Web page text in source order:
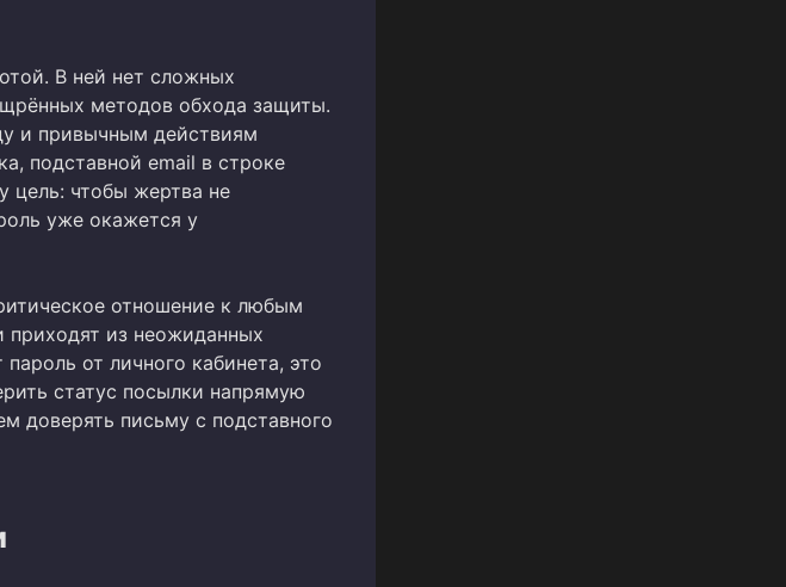
В ней нет сложных
методов обхода защиты.
и привычным действиям
подставной email в строке
цель: чтобы жертва не
уже окажется у
отношение к любым
приходят из неожиданных
от личного кабинета, это
статус посылки напрямую
доверять письму с подставного